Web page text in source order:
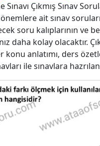
Çıkmış Sınav
ait sınav
soru kalıplarının ve
daha kolay olacaktır.
konu anlatımı, ders
ile sınavlara